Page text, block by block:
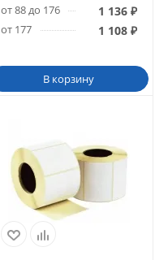
от 88 до 176 1 136 ₽
от 177 1 108 ₽
В корзину